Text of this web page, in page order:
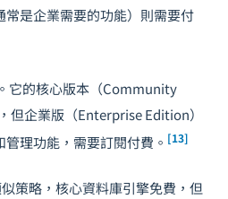
是企業需要的功能）則需要付
它的核心版本（Community
但企業版（Enterprise Edition）
理功能，需要訂閱付費。 [13]
策略，核心資料庫引擎免費，但